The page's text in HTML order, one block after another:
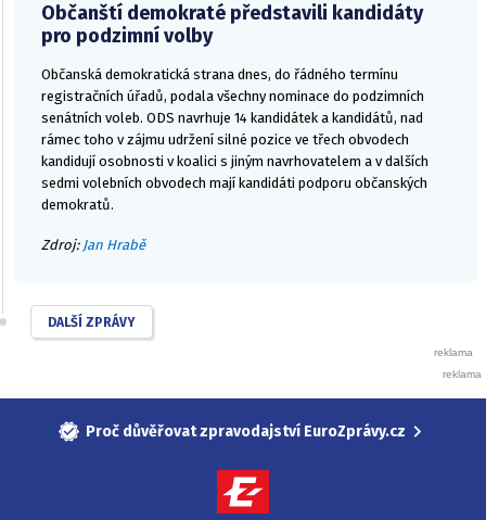
Občanští demokraté představili kandidáty
pro podzimní volby
Občanská demokratická strana dnes, do řádného termínu
registračních úřadů, podala všechny nominace do podzimních
senátních voleb. ODS navrhuje 14 kandidátek a kandidátů, nad
rámec toho v zájmu udržení silné pozice ve třech obvodech
kandidují osobnosti v koalici s jiným navrhovatelem a v dalších
sedmi volebních obvodech mají kandidáti podporu občanských
demokratů.
Zdroj: Jan Hrabě
DALŠÍ ZPRÁVY
Proč důvěřovat zpravodajství EuroZprávy.cz